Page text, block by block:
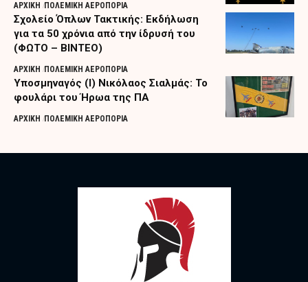
ΑΡΧΙΚΗ ΠΟΛΕΜΙΚΗ ΑΕΡΟΠΟΡΙΑ
Σχολείο Όπλων Τακτικής: Εκδήλωση
για τα 50 χρόνια από την ίδρυσή του
(ΦΩΤΟ – ΒΙΝΤΕΟ)
ΑΡΧΙΚΗ ΠΟΛΕΜΙΚΗ ΑΕΡΟΠΟΡΙΑ
Υποσμηναγός (Ι) Νικόλαος Σιαλμάς: Το
φουλάρι του Ήρωα της ΠΑ
ΑΡΧΙΚΗ ΠΟΛΕΜΙΚΗ ΑΕΡΟΠΟΡΙΑ